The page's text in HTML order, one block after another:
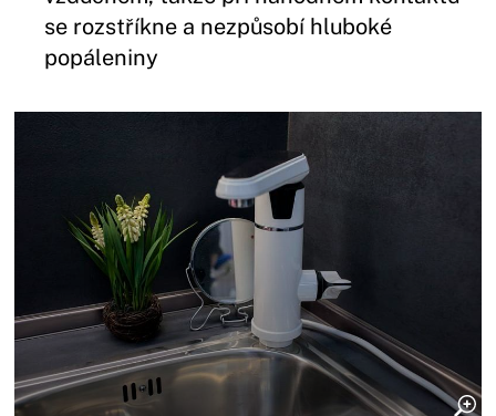
se rozstříkne a nezpůsobí hluboké
popáleniny